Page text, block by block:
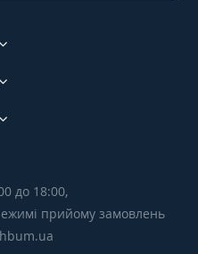
до 18:00,
прийому замовлень